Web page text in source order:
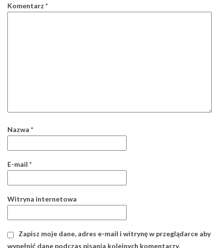
Komentarz *
Nazwa *
E-mail *
Witryna internetowa
Zapisz moje dane, adres e-mail i witrynę w przeglądarce aby
wypełnić dane podczas pisania kolejnych komentarzy.